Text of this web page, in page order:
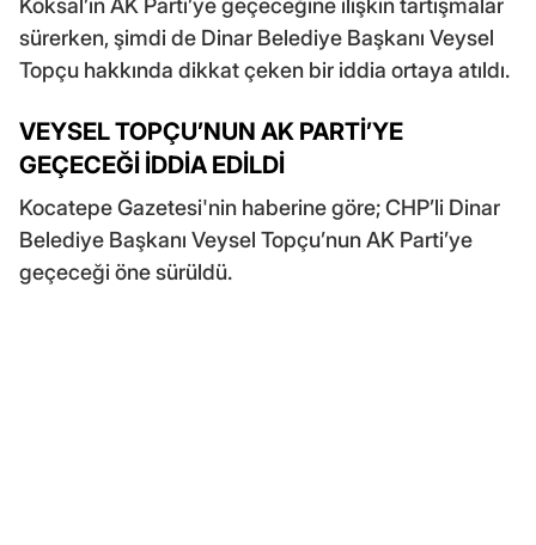
Köksal’ın AK Parti’ye geçeceğine ilişkin tartışmalar
sürerken, şimdi de Dinar Belediye Başkanı Veysel
Topçu hakkında dikkat çeken bir iddia ortaya atıldı.
VEYSEL TOPÇU’NUN AK PARTİ’YE
GEÇECEĞİ İDDİA EDİLDİ
Kocatepe Gazetesi'nin haberine göre; CHP’li Dinar
Belediye Başkanı Veysel Topçu’nun AK Parti’ye
geçeceği öne sürüldü.